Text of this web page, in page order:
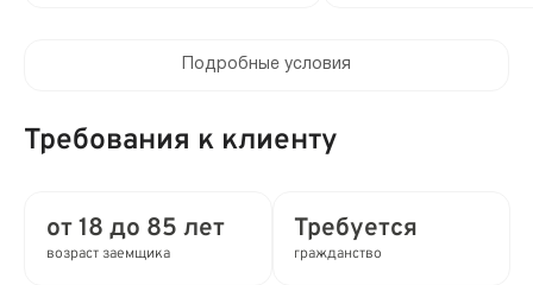
до 0.8%
Подробные условия
Требования к клиенту
от 18 до 85 лет
возраст заемщика
Требуется
гражданство